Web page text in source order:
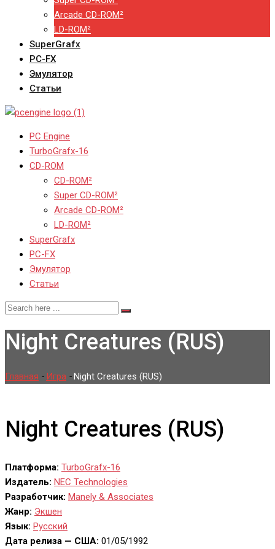
Arcade CD-ROM²
LD-ROM²
SuperGrafx
PC-FX
Эмулятор
Статьи
PC Engine
TurboGrafx-16
CD-ROM
CD-ROM²
Super CD-ROM²
Arcade CD-ROM²
LD-ROM²
SuperGrafx
PC-FX
Эмулятор
Статьи
Night Creatures (RUS)
Главная - Игра -Night Creatures (RUS)
Night Creatures (RUS)
Платформа: TurboGrafx-16
Издатель: NEC Technologies
Разработчик: Manely & Associates
Жанр: Экшен
Язык: Русский
Дата релиза — США: 01/05/1992